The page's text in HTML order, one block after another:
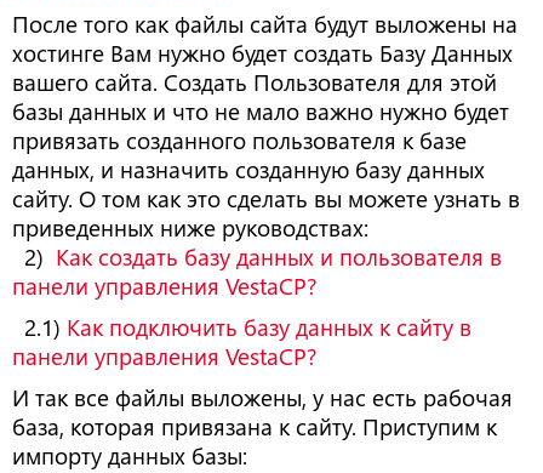
После того как файлы сайта будут выложены на
хостинге Вам нужно будет создать Базу Данных
вашего сайта. Создать Пользователя для этой
базы данных и что не мало важно нужно будет
привязать созданного пользователя к базе
данных, и назначить созданную базу данных
сайту. О том как это сделать вы можете узнать в
приведенных ниже руководствах:
2) Как создать базу данных и пользователя в
панели управления VestaCP?
2.1) Как подключить базу данных к сайту в
панели управления VestaCP?
И так все файлы выложены, у нас есть рабочая
база, которая привязана к сайту. Приступим к
импорту данных базы: